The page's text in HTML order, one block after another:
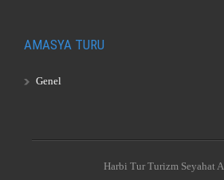
AMASYA TURU
Genel
Harbi Tur Turizm Seyahat